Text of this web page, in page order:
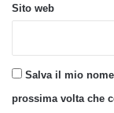
Sito web
Salva il mio
prossima volta che